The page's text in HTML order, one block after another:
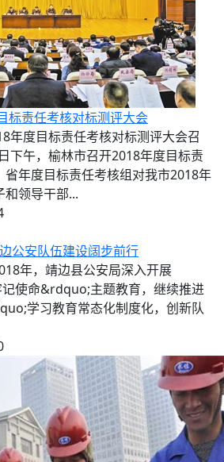
标责任考核对标测评大会
年度目标责任考核对标测评大会召
午，榆林市召开2018年度目标责
年度目标责任考核组对我市2018年
和领导干部...
公安队伍建设阔步前行
年，靖边县公安局深入开展
使命&rdquo;主题教育，继续推进
学习教育常态化制度化，创新队